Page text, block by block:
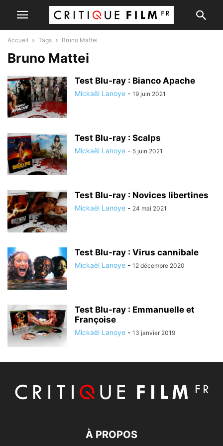
Accueil Tags Bruno Mattei
Bruno Mattei
Test Blu-ray : Bianco Apache
Mickaël Lanoye - 19 juin 2021
Test Blu-ray : Scalps
Mickaël Lanoye - 5 juin 2021
Test Blu-ray : Novices libertines
Mickaël Lanoye - 24 mai 2021
Test Blu-ray : Virus cannibale
Mickaël Lanoye - 12 décembre 2020
Test Blu-ray : Emmanuelle et
Françoise
Mickaël Lanoye - 13 janvier 2019
À PROPOS